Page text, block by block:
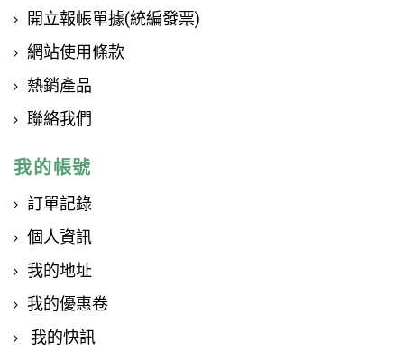
開立報帳單據(統編發票)
網站使用條款
熱銷產品
聯絡我們
我的帳號
訂單記錄
個人資訊
我的地址
我的優惠卷
我的快訊